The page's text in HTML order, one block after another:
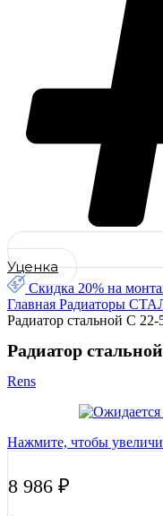
Уценка
Скидка 20% на
Главная Радиаторы
Радиатор стальной С 22-
Радиатор
Rens
Нажмите, чтобы
8 986 ₽